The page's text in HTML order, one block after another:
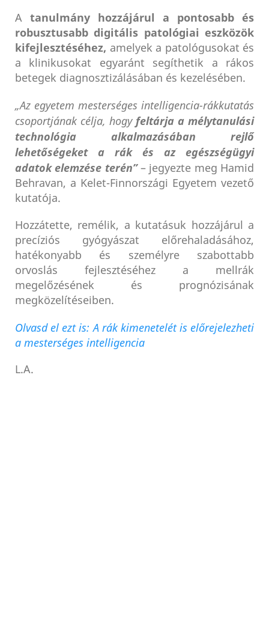
A tanulmány hozzájárul a pontosabb és
robusztusabb digitális patológiai eszközök
kifejlesztéséhez, amelyek a patológusokat és
a klinikusokat egyaránt segíthetik a rákos
betegek diagnosztizálásában és kezelésében.
„Az egyetem mesterséges intelligencia-rákkutatás
csoportjának célja, hogyfeltárja a mélytanulási
technológia alkalmazásában rejlő
lehetőségeket a rák és az egészségügyi
adatok elemzése terén”– jegyezte meg Hamid
Behravan, a Kelet-Finnországi Egyetem vezető
kutatója.
Hozzátette, remélik, a kutatásuk hozzájárul a
precíziós gyógyászat előrehaladásához,
hatékonyabb és személyre szabottabb
orvoslás fejlesztéséhez a mellrák
megelőzésének és prognózisának
megközelítéseiben.
Olvasd el ezt is: A rák kimenetelét is előrejelezheti
a mesterséges intelligencia
L.A.